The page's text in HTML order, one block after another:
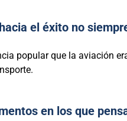
el éxito no
popular que la aviación
en los que